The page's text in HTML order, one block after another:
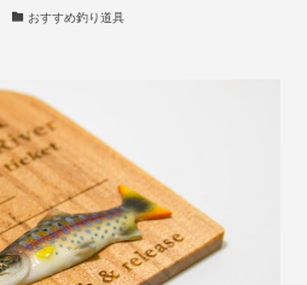
おすすめ釣り道具